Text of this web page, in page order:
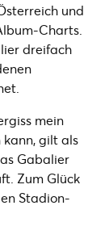
und
Charts.
dreifach
mein
kann, gilt als
Gabalier
Zum Glück
Stadion-